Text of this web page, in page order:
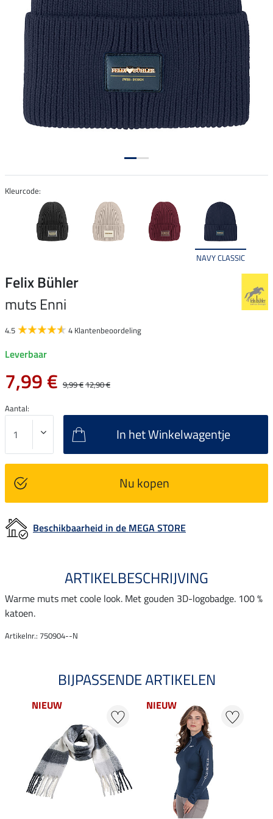
Kleurcode:
NAVY CLASSIC
Felix Bühler
muts Enni
4.5 4 Klantenbeoordeling
Leverbaar
7,99 € 9,99 €12,90 €
Aantal:
In het Winkelwagentje
Nu kopen
Beschikbaarheid in de MEGA STORE
ARTIKELBESCHRIJVING
Warme muts met coole look. Met gouden 3D-logobadge. 100 %
katoen.
Artikelnr.: 750904--N
BIJPASSENDE ARTIKELEN
NIEUW NIEUW